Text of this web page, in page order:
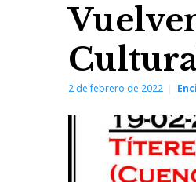
2 de febrero de 2022